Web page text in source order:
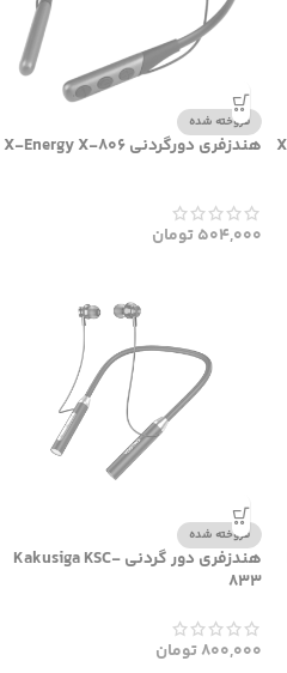
فروخته شده
هندزفری دورگردنی X-Energy X-806
504,000تومان
فروخته شده
هندزفری دور گردنی Kakusiga KSC-
833
800,000تومان